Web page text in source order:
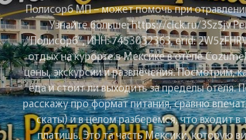
Полисорб МП – может помочь при
Узнайте больше: https://clck.ru/3Sz5jv
“Полисорб”, ИНН: 7453032363, erid:
отдых на курорте в Мексике в отеле
цены, экскурсии и развлечения. Посмотрим,
еда и стоит ли выходить за пределы отеля.
расскажу про формат питания, сравню
скаты) и в целом разберёмся, что входит в
платишь. Это та часть Мексики, которую